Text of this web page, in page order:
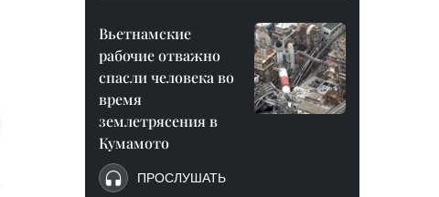
Вьетнамские
рабочие отважно
спасли человека во
время
землетрясения в
Кумамото
ПРОСЛУШАТЬ